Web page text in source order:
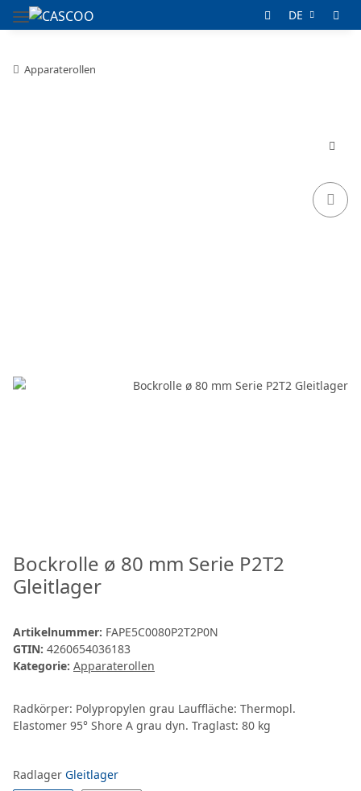
DE
Apparaterollen
Bockrolle ø 80 mm Serie P2T2
Gleitlager
Artikelnummer: FAPE5C0080P2T2P0N
GTIN: 4260654036183
Kategorie: Apparaterollen
Radkörper: Polypropylen grau Lauffläche: Thermopl.
Elastomer 95° Shore A grau dyn. Traglast: 80 kg
Radlager Gleitlager